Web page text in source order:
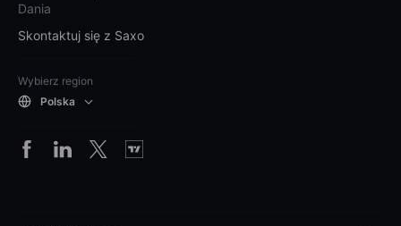
Dania
Skontaktuj się z Saxo
Wybierz region
Polska